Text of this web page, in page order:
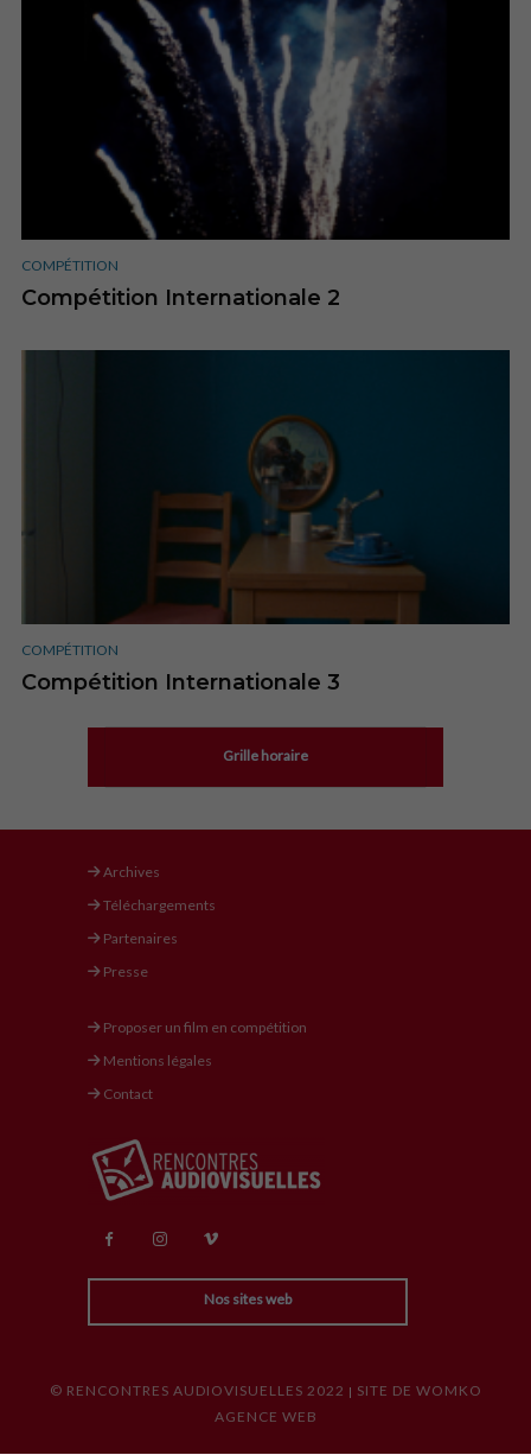
COMPÉTITION
Compétition Internationale 2
COMPÉTITION
Compétition Internationale 3
Grille horaire
Archives
Téléchargements
Partenaires
Presse
Proposer un film en compétition
Mentions légales
Contact
Nos sites web
© RENCONTRES AUDIOVISUELLES 2022 | SITE DE WOMKO
AGENCE WEB